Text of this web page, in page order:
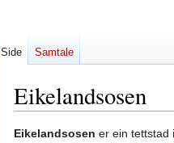
Eikelandsosen
Hopp
Hopp
Eikelandsosen er ein tettstad i
Side Samtale